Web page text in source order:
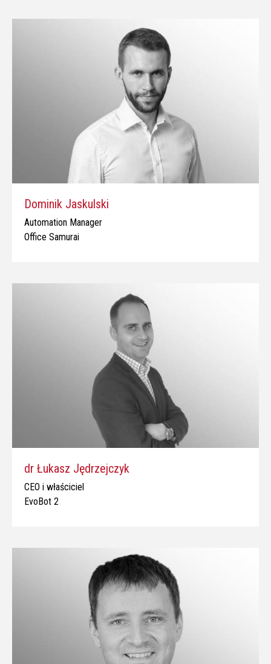
Dominik Jaskulski
Automation Manager
Office Samurai
dr Łukasz Jędrzejczyk
CEO i właściciel
EvoBot 2